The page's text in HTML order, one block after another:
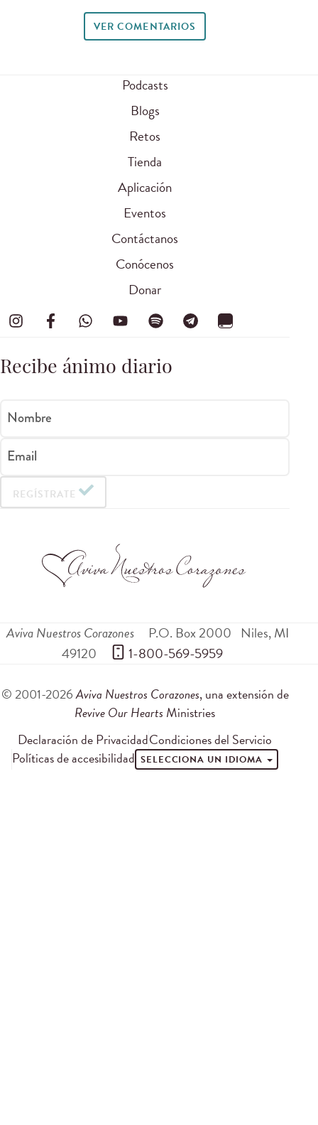
VER COMENTARIOS
Podcasts
Blogs
Retos
Tienda
Aplicación
Eventos
Contáctanos
Conócenos
Donar
Recibe ánimo diario
Nombre
Email
REGÍSTRATE
Aviva Nuestros Corazones P.O. Box 2000 Niles,MI
49120
1-800-569-5959
© 2001-2026Aviva Nuestros Corazones, una extensión de
Revive Our Hearts Ministries
Declaración de PrivacidadCondiciones del Servicio
Políticas de accesibilidad SELECCIONA UN IDIOMA